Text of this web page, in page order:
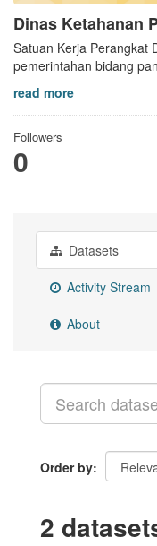
Dinas Ketahanan
Satuan Kerja Perangkat
pemerintahan bidang
read more
Followers
0
Datasets
Activity Stream
About
Order by
2